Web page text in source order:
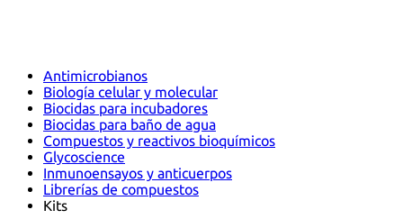
Antimicrobianos
Biología celular y molecular
Biocidas para incubadores
Biocidas para baño de agua
Compuestos y reactivos bioquímicos
Glycoscience
Inmunoensayos y anticuerpos
Librerías de compuestos
Kits